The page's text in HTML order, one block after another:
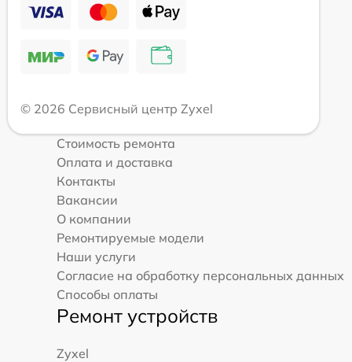
© 2026 Сервисный центр Zyxel
Стоимость ремонта
Оплата и доставка
Контакты
Вакансии
О компании
Ремонтируемые модели
Наши услуги
Согласие на обработку персональных данных
Способы оплаты
Ремонт устройств
Zyxel